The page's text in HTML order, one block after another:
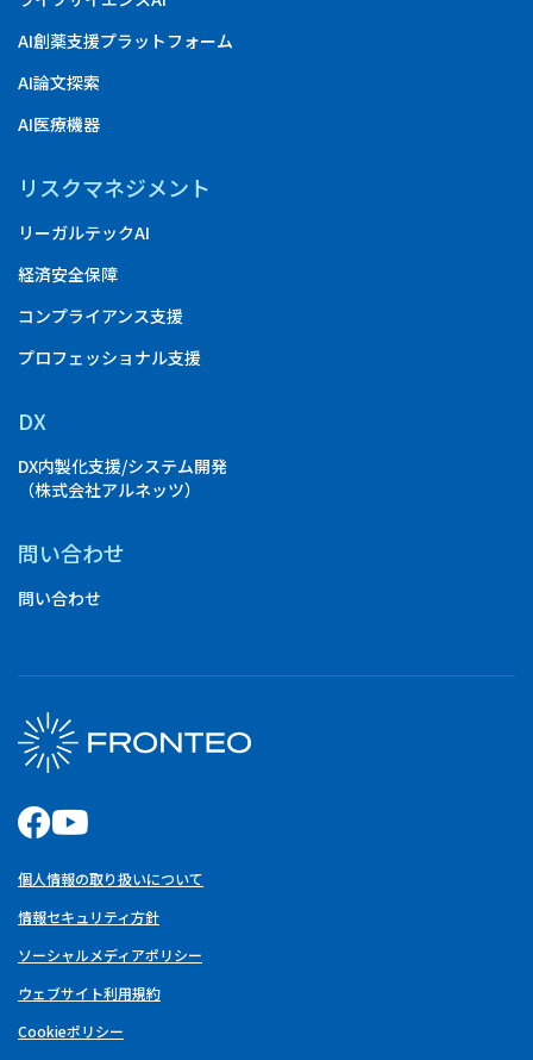
AI創薬支援プラットフォーム
AI論文探索
AI医療機器
リスクマネジメント
リーガルテックAI
経済安全保障
コンプライアンス支援
プロフェッショナル支援
DX
DX内製化支援/システム開発
（株式会社アルネッツ）
問い合わせ
問い合わせ
個人情報の取り扱いについて
情報セキュリティ方針
ソーシャルメディアポリシー
ウェブサイト利用規約
Cookieポリシー